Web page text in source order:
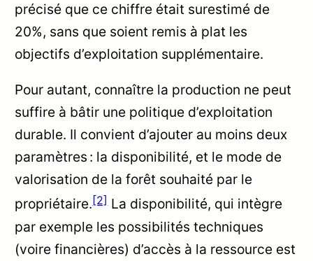
précisé que ce chiffre était surestimé de
20%, sans que soient remis à plat les
objectifs d’exploitation supplémentaire.
Pour autant, connaître la production ne peut
suffire à bâtir une politique d’exploitation
durable. Il convient d’ajouter au moins deux
paramètres : la disponibilité, et le mode de
valorisation de la forêt souhaité par le
propriétaire.[2]La disponibilité, qui intègre
par exemple les possibilités techniques
(voire financières) d’accès à la ressource est